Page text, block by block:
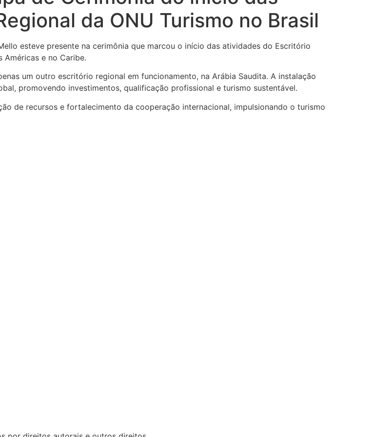
da ONU Turismo no Brasil
esteve presente na cerimônia que marcou o início das atividades do Escritório
Américas e no Caribe.
um outro escritório regional em funcionamento, na Arábia Saudita. A instalação
promovendo investimentos, qualificação profissional e turismo sustentável.
de recursos e fortalecimento da cooperação internacional, impulsionando o turismo